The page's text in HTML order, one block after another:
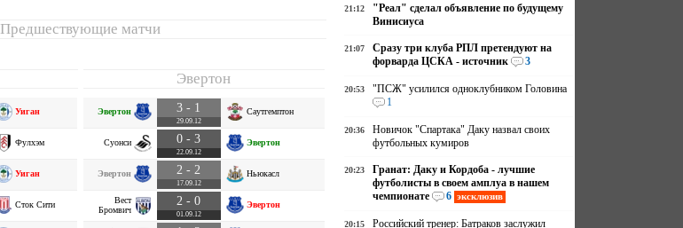
Предшествующие матчи
Уиган
Фулхэм
Уиган
Сток Сити
Эвертон
Эвертон 3 - 1
29.09.12
Саутгемптон
Суонси 0 - 3
22.09.12
Эвертон
Эвертон 2 - 2
17.09.12
Ньюкасл
Вест
Бромвич
2 - 0
01.09.12
Эвертон
21:12
"Реал" сделал объявление по будущему
Винисиуса
21:07
Сразу три клуба РПЛ претендуют на
форварда ЦСКА - источник
3
20:53
"ПСЖ" усилился одноклубником Головина
1
20:36
Новичок "Спартака" Даку назвал своих
футбольных кумиров
20:23
Гранат: Даку и Кордоба - лучшие
футболисты в своем амплуа в нашем
чемпионате
6 эксклюзив
20:15
Российский тренер: Батраков заслужил